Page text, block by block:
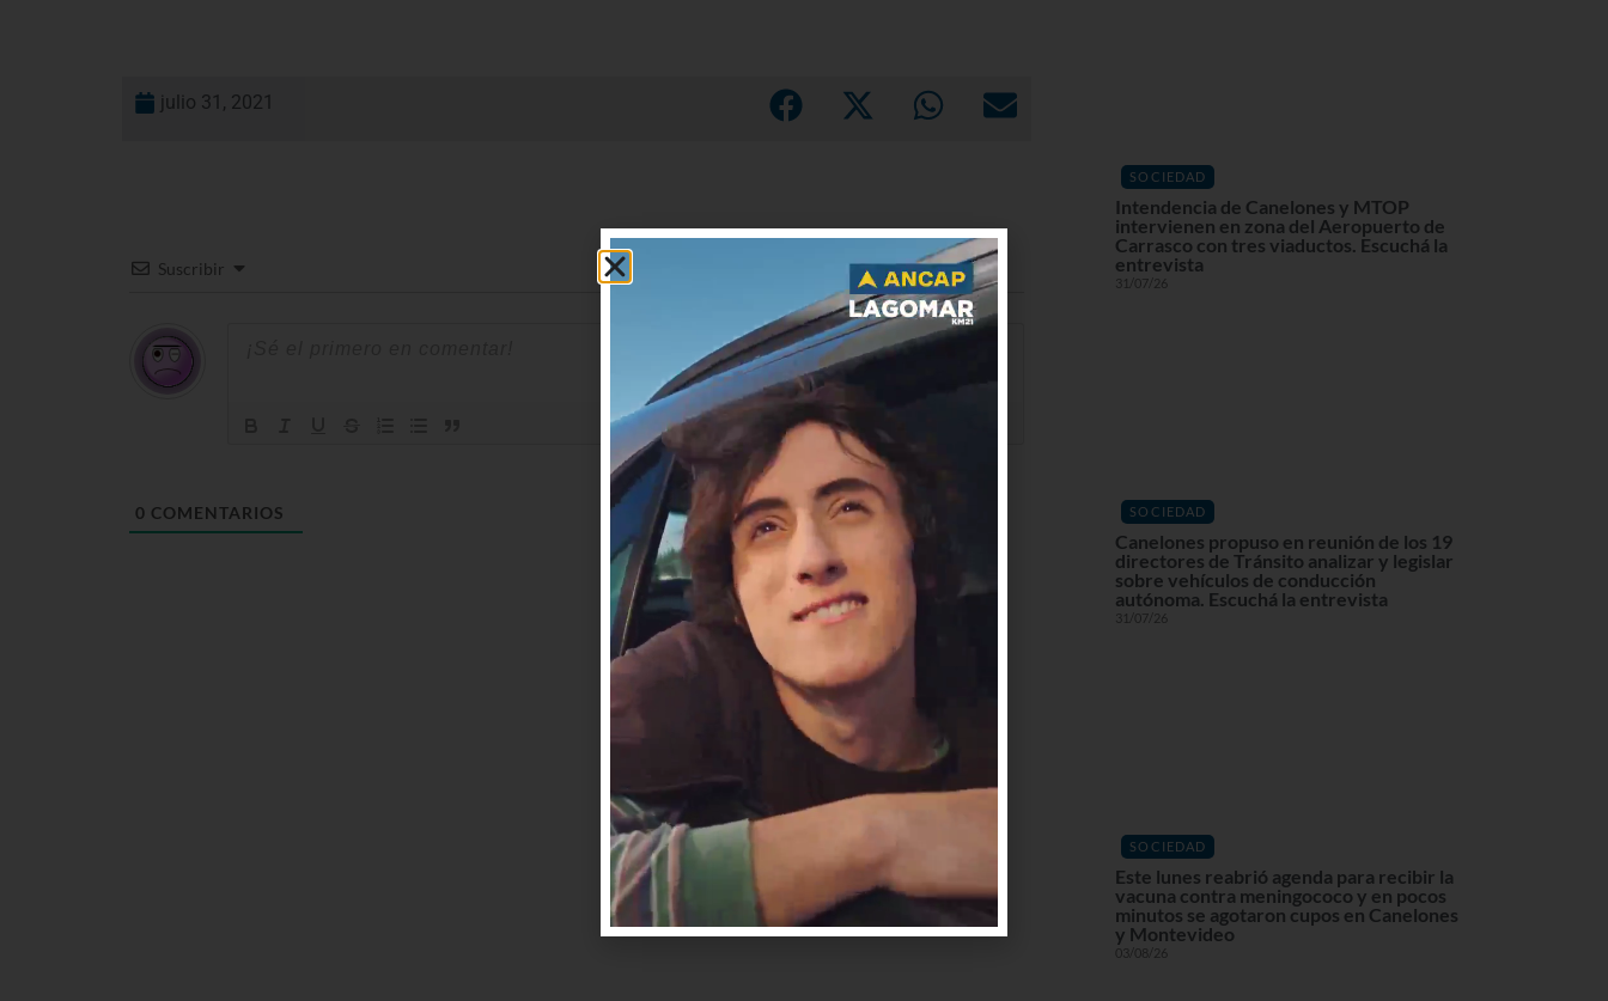
julio 31, 2021
Suscribir
0 COMENTARIOS
SOCIEDAD
Intendencia de Canelones y MTOP
intervienen en zona del Aeropuerto de
Carrasco con tres viaductos. Escuchá la
entrevista
31/07/26
SOCIEDAD
Canelones propuso en reunión de los 19
directores de Tránsito analizar y legislar
sobre vehículos de conducción
autónoma. Escuchá la entrevista
31/07/26
SOCIEDAD
Este lunes reabrió agenda para recibir la
vacuna contra meningococo y en pocos
minutos se agotaron cupos en Canelones
y Montevideo
03/08/26